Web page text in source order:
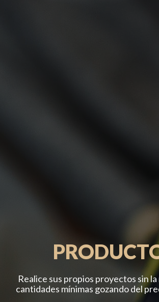
Realice sus propios proyectos sin
cantidades mínimas gozando del